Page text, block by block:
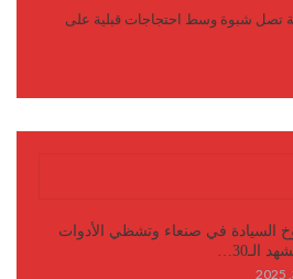
تصل شبوة وسط احتجاجات قبلية على
السيادة في صنعاء وتشظي الأدوات
الـ30…